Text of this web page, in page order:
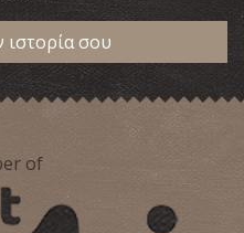
ιστορία σου
of